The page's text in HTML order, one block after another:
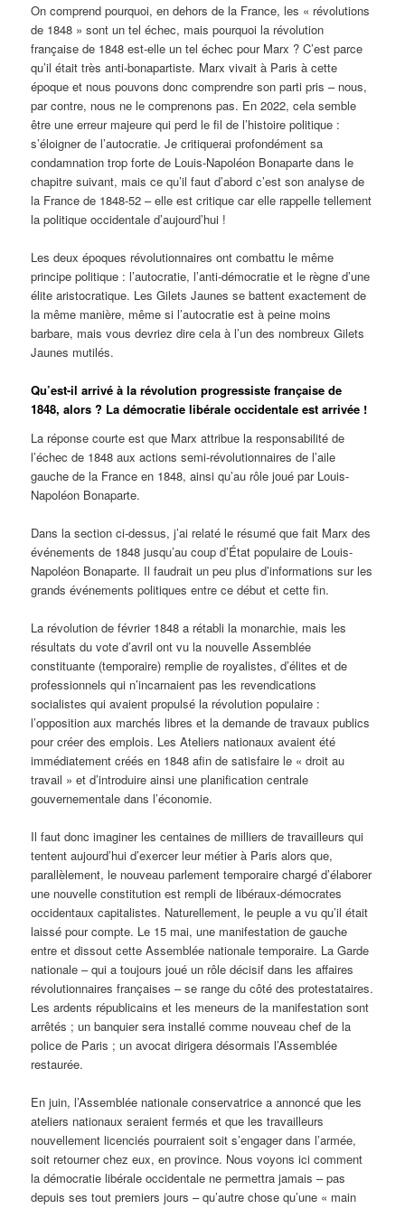
On comprend pourquoi, en dehors de la France, les « révolutions
de 1848 » sont un tel échec, mais pourquoi la révolution
française de 1848 est-elle un tel échec pour Marx ? C’est parce
qu’il était très anti-bonapartiste. Marx vivait à Paris à cette
époque et nous pouvons donc comprendre son parti pris – nous,
par contre, nous ne le comprenons pas. En 2022, cela semble
être une erreur majeure qui perd le fil de l’histoire politique :
s’éloigner de l’autocratie. Je critiquerai profondément sa
condamnation trop forte de Louis-Napoléon Bonaparte dans le
chapitre suivant, mais ce qu’il faut d’abord c’est son analyse de
la France de 1848-52 – elle est critique car elle rappelle tellement
la politique occidentale d’aujourd’hui !
Les deux époques révolutionnaires ont combattu le même
principe politique : l’autocratie, l’anti-démocratie et le règne d’une
élite aristocratique. Les Gilets Jaunes se battent exactement de
la même manière, même si l’autocratie est à peine moins
barbare, mais vous devriez dire cela à l’un des nombreux Gilets
Jaunes mutilés.
Qu’est-il arrivé à la révolution progressiste française de
1848, alors ? La démocratie libérale occidentale est arrivée !
La réponse courte est que Marx attribue la responsabilité de
l’échec de 1848 aux actions semi-révolutionnaires de l’aile
gauche de la France en 1848, ainsi qu’au rôle joué par Louis-
Napoléon Bonaparte.
Dans la section ci-dessus, j’ai relaté le résumé que fait Marx des
événements de 1848 jusqu’au coup d’État populaire de Louis-
Napoléon Bonaparte. Il faudrait un peu plus d’informations sur les
grands événements politiques entre ce début et cette fin.
La révolution de février 1848 a rétabli la monarchie, mais les
résultats du vote d’avril ont vu la nouvelle Assemblée
constituante (temporaire) remplie de royalistes, d’élites et de
professionnels qui n’incarnaient pas les revendications
socialistes qui avaient propulsé la révolution populaire :
l’opposition aux marchés libres et la demande de travaux publics
pour créer des emplois. Les Ateliers nationaux avaient été
immédiatement créés en 1848 afin de satisfaire le « droit au
travail » et d’introduire ainsi une planification centrale
gouvernementale dans l’économie.
Il faut donc imaginer les centaines de milliers de travailleurs qui
tentent aujourd’hui d’exercer leur métier à Paris alors que,
parallèlement, le nouveau parlement temporaire chargé d’élaborer
une nouvelle constitution est rempli de libéraux-démocrates
occidentaux capitalistes. Naturellement, le peuple a vu qu’il était
laissé pour compte. Le 15 mai, une manifestation de gauche
entre et dissout cette Assemblée nationale temporaire. La Garde
nationale – qui a toujours joué un rôle décisif dans les affaires
révolutionnaires françaises – se range du côté des protestataires.
Les ardents républicains et les meneurs de la manifestation sont
arrêtés ; un banquier sera installé comme nouveau chef de la
police de Paris ; un avocat dirigera désormais l’Assemblée
restaurée.
En juin, l’Assemblée nationale conservatrice a annoncé que les
ateliers nationaux seraient fermés et que les travailleurs
nouvellement licenciés pourraient soit s’engager dans l’armée,
soit retourner chez eux, en province. Nous voyons ici comment
la démocratie libérale occidentale ne permettra jamais – pas
depuis ses tout premiers jours – qu’autre chose qu’une « main